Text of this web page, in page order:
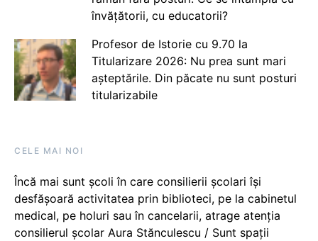
învățătorii, cu educatorii?
Profesor de Istorie cu 9.70 la
Titularizare 2026: Nu prea sunt mari
așteptările. Din păcate nu sunt posturi
titularizabile
CELE MAI NOI
Încă mai sunt școli în care consilierii școlari își
desfășoară activitatea prin biblioteci, pe la cabinetul
medical, pe holuri sau în cancelarii, atrage atenția
consilierul școlar Aura Stănculescu / Sunt spații